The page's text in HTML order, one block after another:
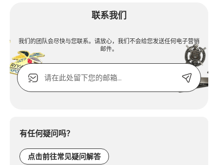
联系我们
我们的团队会尽快与您联系。请放心，我们不会给您发送任何电子营销
邮件。
电
子
邮
电
有任何疑问吗？
点击前往常见疑问解答